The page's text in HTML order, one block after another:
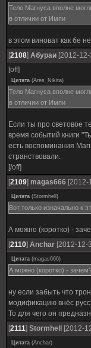
Тело Магнуса вполне
в отличии от Импи
в этом виноват как бе
[2108] Абураи [2012-
[off]
Цитата (Ares_Nikita)
Тело Магнуса вполне
в отличии от Импи
Если ты про световое
время событий книги
есть воспоминания
странствовали.
[/off]
[2109] magas666 [2012-
Цитата (Stormhell )
Вот только изначально к
А можно (коротко) -
[2110] Anchar [2012-12-
Цитата (magas666)
А можно (коротко) -
ну если забыть что
модификацию внёс
То для чего он
[2111] Stormhell [2012-
Цитата (Anchar)